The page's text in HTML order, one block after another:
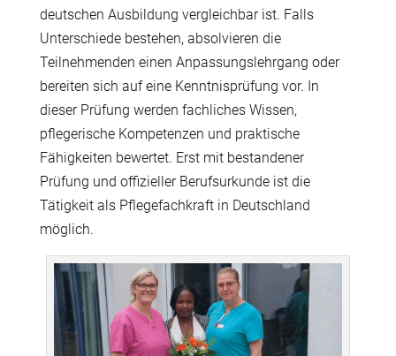
deutschen Ausbildung vergleichbar ist. Falls
Unterschiede bestehen, absolvieren die
Teilnehmenden einen Anpassungslehrgang oder
bereiten sich auf eine Kenntnisprüfung vor. In
dieser Prüfung werden fachliches Wissen,
pflegerische Kompetenzen und praktische
Fähigkeiten bewertet. Erst mit bestandener
Prüfung und offizieller Berufsurkunde ist die
Tätigkeit als Pflegefachkraft in Deutschland
möglich.